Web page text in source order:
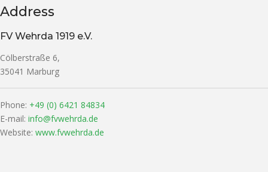
Address
FV Wehrda 1919 e.V.
Cölberstraße 6,
35041 Marburg
Phone: +49 (0) 6421 84834
E-mail: info@fvwehrda.de
Website: www.fvwehrda.de